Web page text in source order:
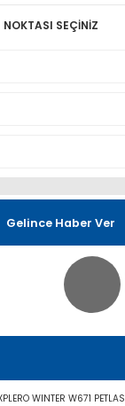
SEÇİNİZ
Gelince Haber Ver
WINTER W671 PETLAS